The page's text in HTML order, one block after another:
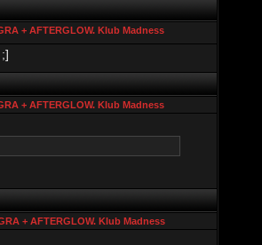
+ AFTERGLOW. Klub Madness
+ AFTERGLOW. Klub Madness
+ AFTERGLOW. Klub Madness